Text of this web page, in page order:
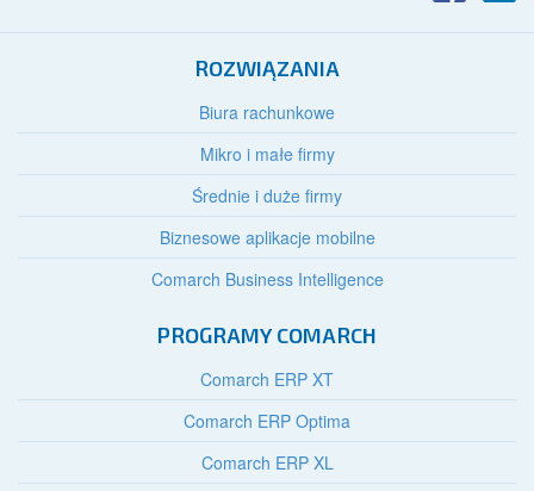
ROZWIĄZANIA
Biura rachunkowe
Mikro i małe firmy
Średnie i duże firmy
Biznesowe aplikacje mobilne
Comarch Business Intelligence
PROGRAMY COMARCH
Comarch ERP XT
Comarch ERP Optima
Comarch ERP XL